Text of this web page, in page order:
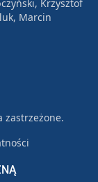
Krzysztof
Marcin
zastrzeżone.